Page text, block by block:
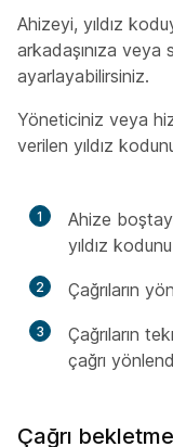
Ahizeyi, yıldız
arkadaşınıza
ayarlayabilirsiniz.
Yöneticiniz veya
verilen yıldız
1
Ahize
yıldız
2 Çağrıların
3
Çağrıların
çağrı
Çağrı